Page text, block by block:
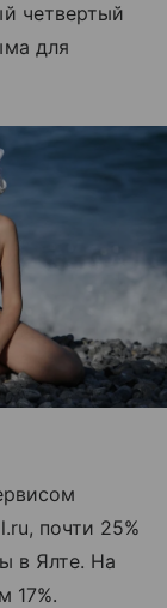
четвертый
для
почти 25%
в Ялте. На
17%.